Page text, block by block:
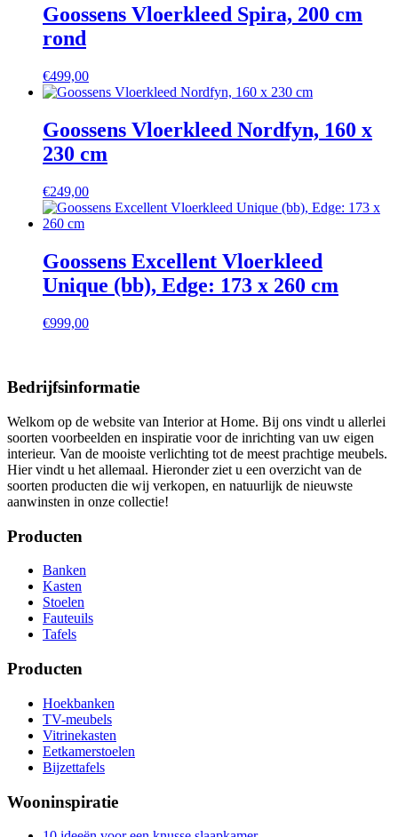
Goossens Vloerkleed Spira, 200 cm
rond
€499,00
Goossens Vloerkleed Nordfyn, 160 x
230 cm
€249,00
Goossens Excellent Vloerkleed
Unique (bb), Edge: 173 x 260 cm
€999,00
Bedrijfsinformatie
Welkom op de website van Interior at Home. Bij ons vindt u allerlei
soorten voorbeelden en inspiratie voor de inrichting van uw eigen
interieur. Van de mooiste verlichting tot de meest prachtige meubels.
Hier vindt u het allemaal. Hieronder ziet u een overzicht van de
soorten producten die wij verkopen, en natuurlijk de nieuwste
aanwinsten in onze collectie!
Producten
Banken
Kasten
Stoelen
Fauteuils
Tafels
Producten
Hoekbanken
TV-meubels
Vitrinekasten
Eetkamerstoelen
Bijzettafels
Wooninspiratie